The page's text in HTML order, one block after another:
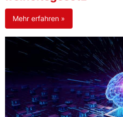
Mehr erfahren »